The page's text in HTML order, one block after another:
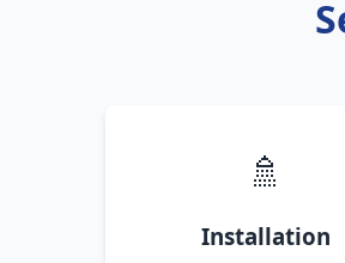
🚿
Installation